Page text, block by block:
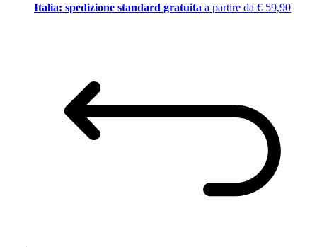
Italia: spedizione standard gratuita a partire da € 59,90